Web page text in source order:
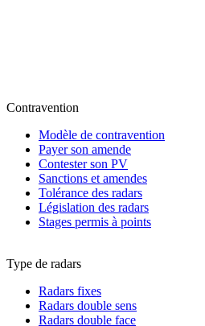
Contravention
Modèle de contravention
Payer son amende
Contester son PV
Sanctions et amendes
Tolérance des radars
Législation des radars
Stages permis à points
Type de radars
Radars fixes
Radars double sens
Radars double face